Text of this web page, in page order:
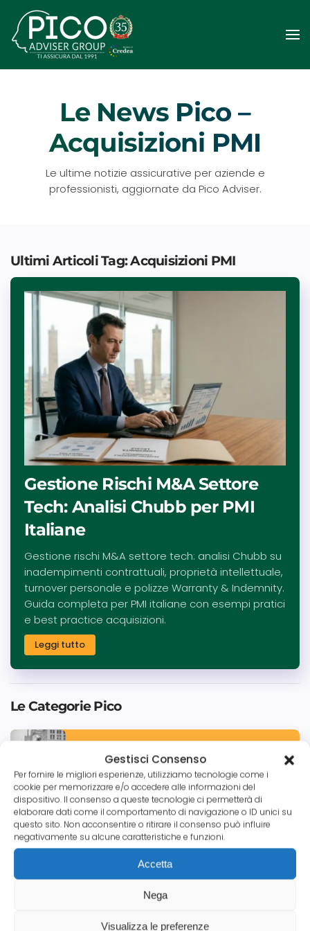
Gestisci Consenso
Per fornire le migliori esperienze, utilizziamo tecnologie come i
cookie per memorizzare e/o accedere alle informazioni del
dispositivo. Il consenso a queste tecnologie ci permetterà di
elaborare dati come il comportamento di navigazione o ID unici su
questo sito. Non acconsentire o ritirare il consenso può influire
negativamente su alcune caratteristiche e funzioni.
Accetta
Nega
Visualizza le preferenze
Passa
al
contenuto
Le News Pico –
Acquisizioni PMI
Le ultime notizie assicurative per aziende e
professionisti, aggiornate da Pico Adviser.
Ultimi Articoli Tag: Acquisizioni PMI
Gestione Rischi M&A Settore
Tech: Analisi Chubb per PMI
Italiane
Gestione rischi M&A settore tech: analisi Chubb su
inadempimenti contrattuali, proprietà intellettuale,
turnover personale e polizze Warranty & Indemnity.
Guida completa per PMI italiane con esempi pratici
e best practice acquisizioni.
Leggi tutto
Le Categorie Pico
Tutte le News
Credito Commerciale